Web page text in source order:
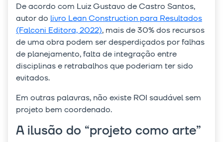
De acordo com Luiz Gustavo de Castro Santos,
autor do livro Lean Construction para Resultados
(Falconi Editora, 2022), mais de 30% dos recursos
de uma obra podem ser desperdiçados por falhas
de planejamento, falta de integração entre
disciplinas e retrabalhos que poderiam ter sido
evitados.
Em outras palavras, não existe ROI saudável sem
projeto bem coordenado.
A ilusão do “projeto como arte”